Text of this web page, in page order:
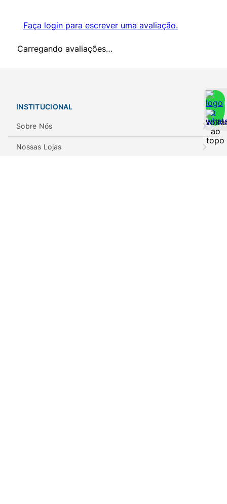
Faça login para escrever uma avaliação.
Carregando avaliações…
INSTITUCIONAL
Sobre Nós
Nossas Lojas